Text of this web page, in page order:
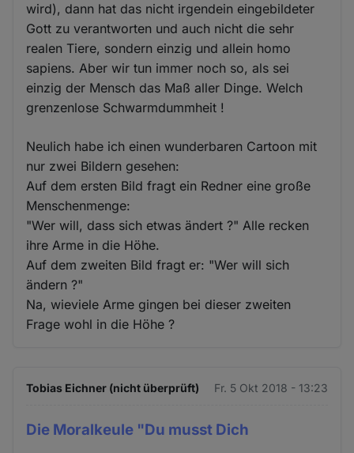
wird), dann hat das nicht irgendein eingebildeter
Gott zu verantworten und auch nicht die sehr
realen Tiere, sondern einzig und allein homo
sapiens. Aber wir tun immer noch so, als sei
einzig der Mensch das Maß aller Dinge. Welch
grenzenlose Schwarmdummheit !
Neulich habe ich einen wunderbaren Cartoon mit
nur zwei Bildern gesehen:
Auf dem ersten Bild fragt ein Redner eine große
Menschenmenge:
"Wer will, dass sich etwas ändert ?" Alle recken
ihre Arme in die Höhe.
Auf dem zweiten Bild fragt er: "Wer will sich
ändern ?"
Na, wieviele Arme gingen bei dieser zweiten
Frage wohl in die Höhe ?
Tobias Eichner (nicht überprüft) Fr. 5 Okt 2018 - 13:23
Die Moralkeule "Du musst Dich